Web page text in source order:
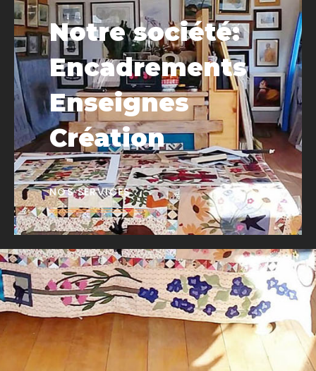
Notre société:
Encadrements
Enseignes
Création
NOS SERVICES